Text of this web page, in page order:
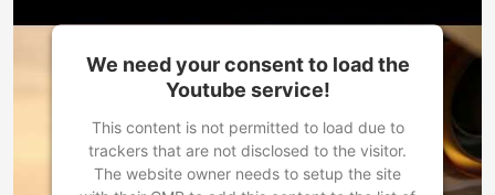
We need your consent to load the
Youtube service!
This content is not permitted to load due to
trackers that are not disclosed to the visitor.
The website owner needs to setup the site